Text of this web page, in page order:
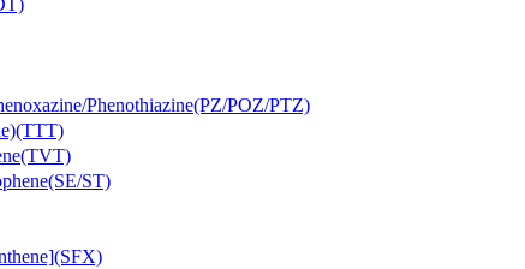
Phenothiazine(PZ/POZ/PTZ)
ST)